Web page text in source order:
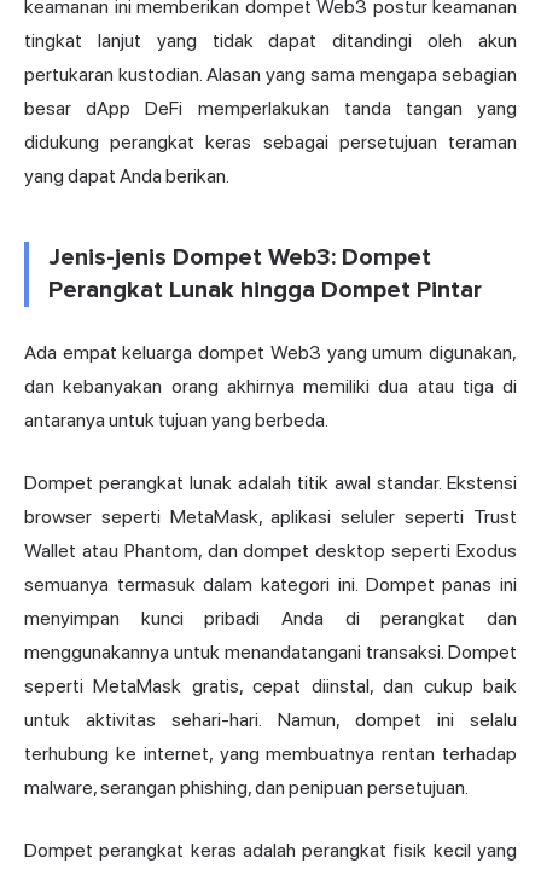
keamanan ini memberikan dompet Web3 postur keamanan
tingkat lanjut yang tidak dapat ditandingi oleh akun
pertukaran kustodian. Alasan yang sama mengapa sebagian
besar dApp DeFi memperlakukan tanda tangan yang
didukung perangkat keras sebagai persetujuan teraman
yang dapat Anda berikan.
Jenis-jenis Dompet Web3: Dompet
Perangkat Lunak hingga Dompet Pintar
Ada empat keluarga dompet Web3 yang umum digunakan,
dan kebanyakan orang akhirnya memiliki dua atau tiga di
antaranya untuk tujuan yang berbeda.
Dompet perangkat lunak adalah titik awal standar. Ekstensi
browser seperti MetaMask, aplikasi seluler seperti Trust
Wallet atau Phantom, dan dompet desktop seperti Exodus
semuanya termasuk dalam kategori ini. Dompet panas ini
menyimpan kunci pribadi Anda di perangkat dan
menggunakannya untuk menandatangani transaksi. Dompet
seperti MetaMask gratis, cepat diinstal, dan cukup baik
untuk aktivitas sehari-hari. Namun, dompet ini selalu
terhubung ke internet, yang membuatnya rentan terhadap
malware, serangan phishing, dan penipuan persetujuan.
Dompet perangkat keras adalah perangkat fisik kecil yang